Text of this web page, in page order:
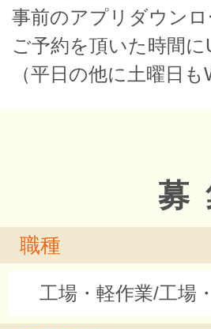
事前のアプリダウン
ご予約を頂いた時間
（平日の他に土曜日も
募
職種
工場・軽作業/工場